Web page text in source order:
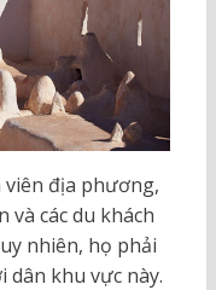
địa phương,
và các du khách
nhiên, họ phải
khu vực này.